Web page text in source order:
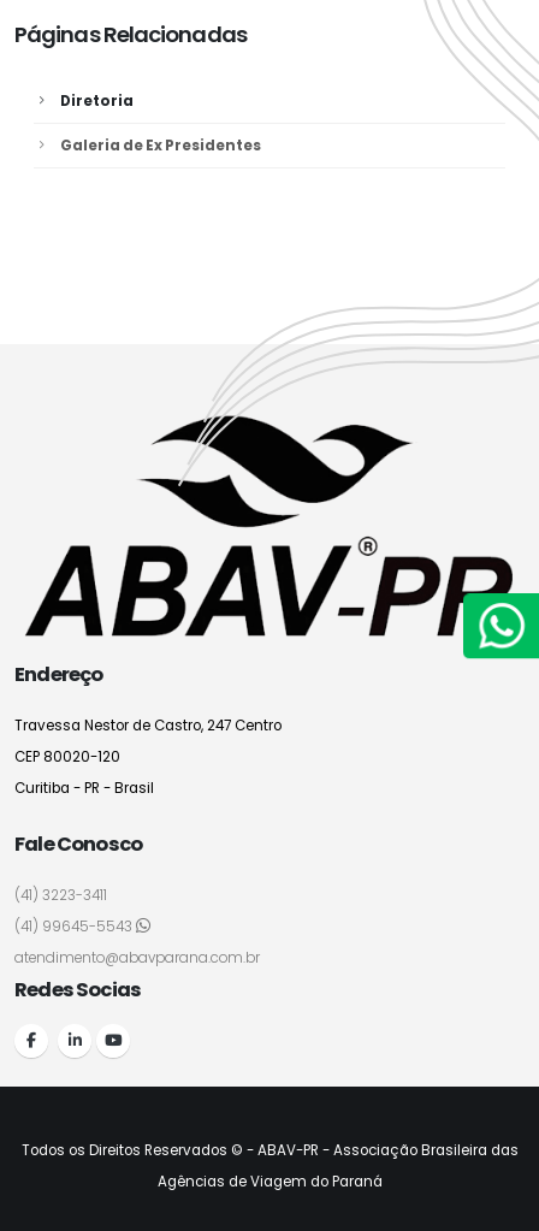
Páginas Relacionadas
Diretoria
Galeria de Ex Presidentes
Endereço
Travessa Nestor de Castro, 247 Centro
CEP 80020-120
Curitiba - PR - Brasil
Fale Conosco
(41) 3223-3411
(41) 99645-5543
atendimento@abavparana.com.br
Redes Socias
Todos os Direitos Reservados © - ABAV-PR - Associação Brasileira das
Agências de Viagem do Paraná